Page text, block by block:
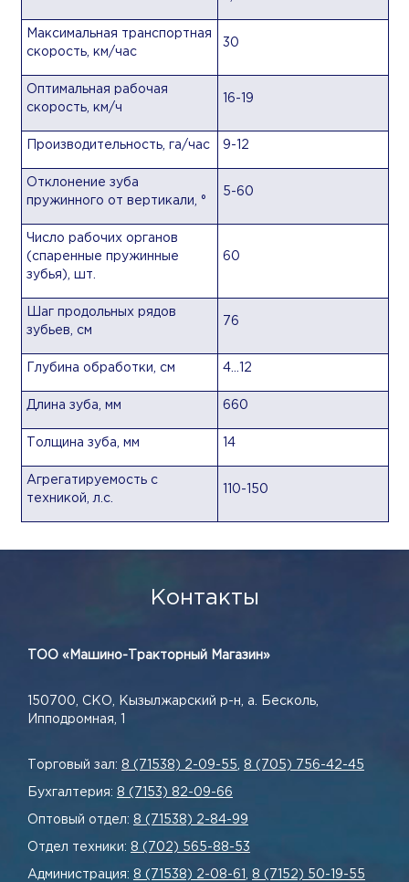
Максимальная транспортная
скорость, км/час
30
Оптимальная рабочая
скорость, км/ч
16-19
Производительность, га/час 9-12
Отклонение зуба
пружинного от вертикали, °
5-60
Число рабочих органов
(спаренные пружинные
зубья), шт.
60
Шаг продольных рядов
зубьев, см
76
Глубина обработки, см 4…12
Длина зуба, мм 660
Толщина зуба, мм 14
Агрегатируемость с
техникой, л.с.
110-150
Контакты
ТОО «Машино-Тракторный Магазин»
150700, СКО, Кызылжарский р-н, а. Бесколь,
Ипподромная, 1
Торговый зал: 8 (71538) 2-09-55 8 (705) 756-42-45
Бухгалтерия: 8 (7153) 82-09-66
Оптовый отдел: 8 (71538) 2-84-99
Отдел техники: 8 (702) 565-88-53
Администрация: 8 (71538) 2-08-61 8 (7152) 50-19-55